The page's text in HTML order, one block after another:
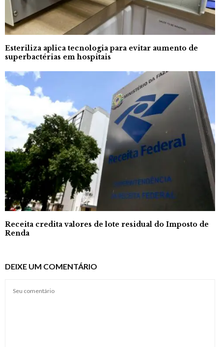
Esteriliza aplica tecnologia para evitar aumento de
superbactérias em hospitais
Receita credita valores de lote residual do Imposto de
Renda
DEIXE UM COMENTÁRIO